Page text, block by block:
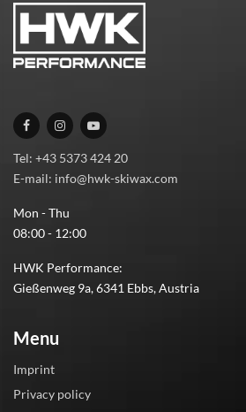
Tel: +43 5373 424 20
E-mail: info@hwk-skiwax.com
Mon - Thu
08:00 - 12:00
HWK Performance:
Gießenweg 9a, 6341 Ebbs, Austria
Menu
Imprint
Privacy policy